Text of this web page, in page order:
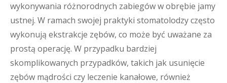
wykonywania różnorodnych zabiegów w obrębie jamy
ustnej. W ramach swojej praktyki stomatolodzy często
wykonują ekstrakcje zębów, co może być uważane za
prostą operację. W przypadku bardziej
skomplikowanych przypadków, takich jak usunięcie
zębów mądrości czy leczenie kanałowe, również